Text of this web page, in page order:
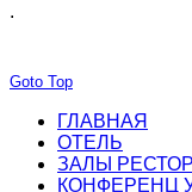
.
Goto Top
ГЛАВНАЯ
ОТЕЛЬ
ЗАЛЫ
КОНФЕРЕНЦ